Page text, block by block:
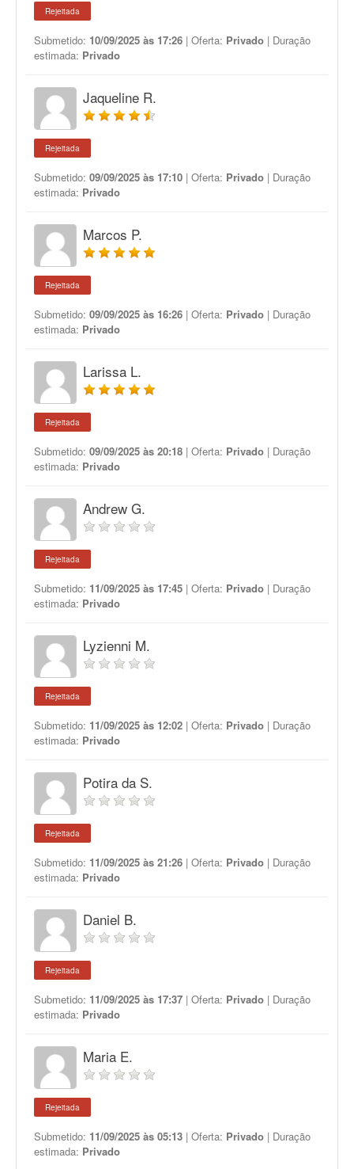
Rejeitada
Submetido: 10/09/2025 às 17:26 | Oferta: Privado | Duração
estimada: Privado
Jaqueline R.
Rejeitada
Submetido: 09/09/2025 às 17:10 | Oferta: Privado | Duração
estimada: Privado
Marcos P.
Rejeitada
Submetido: 09/09/2025 às 16:26 | Oferta: Privado | Duração
estimada: Privado
Larissa L.
Rejeitada
Submetido: 09/09/2025 às 20:18 | Oferta: Privado | Duração
estimada: Privado
Andrew G.
Rejeitada
Submetido: 11/09/2025 às 17:45 | Oferta: Privado | Duração
estimada: Privado
Lyzienni M.
Rejeitada
Submetido: 11/09/2025 às 12:02 | Oferta: Privado | Duração
estimada: Privado
Potira da S.
Rejeitada
Submetido: 11/09/2025 às 21:26 | Oferta: Privado | Duração
estimada: Privado
Daniel B.
Rejeitada
Submetido: 11/09/2025 às 17:37 | Oferta: Privado | Duração
estimada: Privado
Maria E.
Rejeitada
Submetido: 11/09/2025 às 05:13 | Oferta: Privado | Duração
estimada: Privado